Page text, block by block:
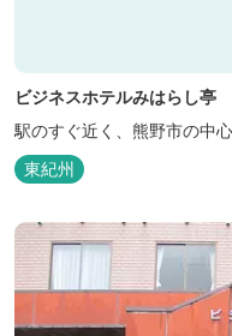
ビジネスホテルみはらし亭
駅のすぐ近く、熊野市の中
東紀州